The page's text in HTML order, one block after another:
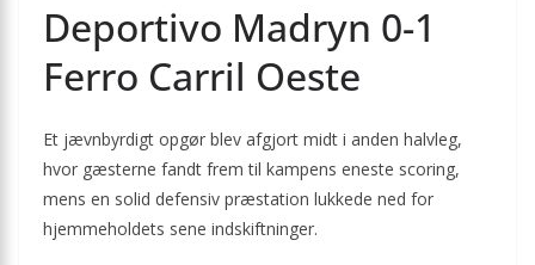
Deportivo Madryn 0-1
Ferro Carril Oeste
Et jævnbyrdigt opgør blev afgjort midt i anden halvleg,
hvor gæsterne fandt frem til kampens eneste scoring,
mens en solid defensiv præstation lukkede ned for
hjemmeholdets sene indskiftninger.